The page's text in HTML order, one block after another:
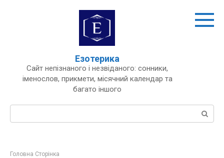
Езотерика
Сайт непізнаного і незвіданого: сонники,
іменослов, прикмети, місячний календар та
багато іншого
Пошук:
Головна Сторінка